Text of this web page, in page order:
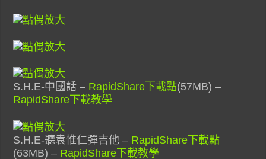
S.H.E-中國話 – RapidShare下載點(57MB) –
RapidShare下載教學
S.H.E-聽袁惟仁彈吉他 – RapidShare下載點
(63MB) – RapidShare下載教學